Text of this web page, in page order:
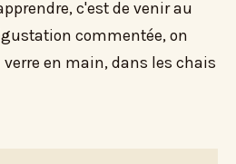
c'est de venir au
commentée, on
en main, dans les chais